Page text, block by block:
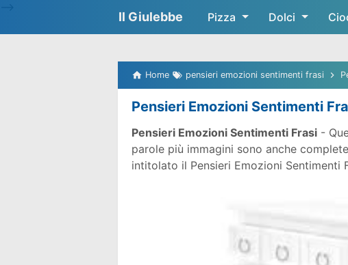
Il Giulebbe Pizza Dolci
Home pensieri emozioni sentimenti frasi
Pensieri Emozioni Sentimenti
Pensieri Emozioni Sentimenti Frasi -
parole più immagini sono anche
intitolato il Pensieri Emozioni Sentimenti